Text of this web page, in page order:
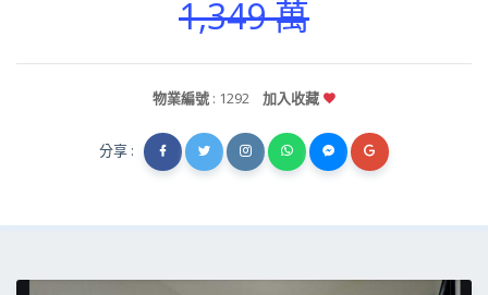
1,349 萬
物業編號: 1292 加入收藏
分享 :